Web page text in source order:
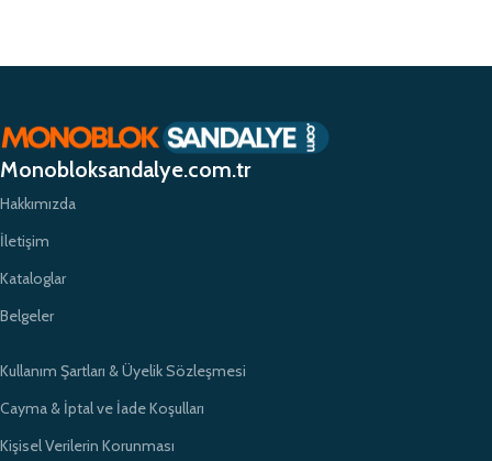
Monobloksandalye.com.tr
Hakkımızda
İletişim
Kataloglar
Belgeler
Kullanım Şartları & Üyelik Sözleşmesi
Cayma & İptal ve İade Koşulları
Kişisel Verilerin Korunması